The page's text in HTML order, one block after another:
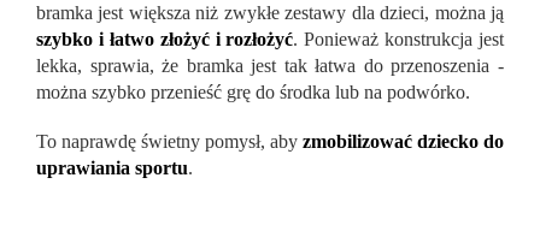
bramka jest większa niż zwykłe zestawy dla dzieci, można ją
szybko i łatwo złożyć i rozłożyć. Ponieważ konstrukcja jest
lekka, sprawia, że bramka jest tak łatwa do przenoszenia -
można szybko przenieść grę do środka lub na podwórko.
To naprawdę świetny pomysł, aby zmobilizować dziecko do
uprawiania sportu.